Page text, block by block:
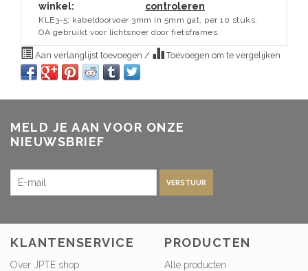
winkel:
controleren
KLE3-5; kabeldoorvoer 3mm in 5mm gat, per 10 stuks.
OA gebruikt voor lichtsnoer door fietsframes.
Aan verlanglijst toevoegen / Toevoegen om te vergelijken
MELD JE AAN VOOR ONZE
NIEUWSBRIEF
VERSTUUR
KLANTENSERVICE
Over JPTE shop
PRODUCTEN
Alle producten